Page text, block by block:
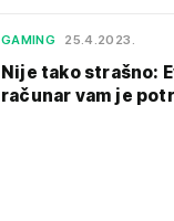
GAMING 25.4.2023.
Nije tako strašno:
računar vam je